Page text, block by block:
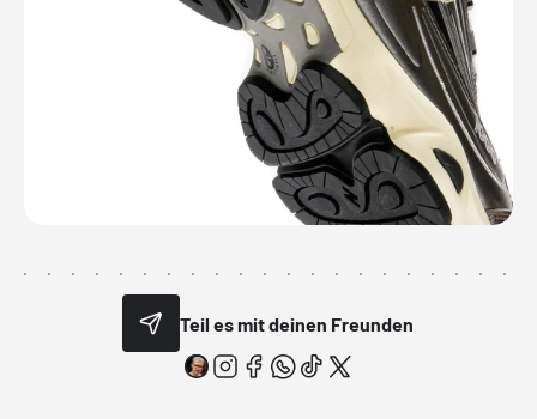
Teil es mit deinen Freunden